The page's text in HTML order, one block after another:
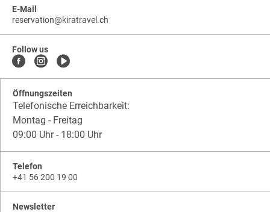
E-Mail
reservation@kiratravel.ch
Follow us
Öffnungszeiten
Telefonische Erreichbarkeit:
Montag - Freitag
09:00 Uhr - 18:00 Uhr
Telefon
+41 56 200 19 00
Newsletter